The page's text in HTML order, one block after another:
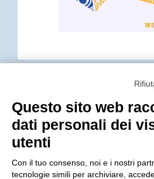
FAP Srl è associato alla
Questo sito web
dati personali dei
utenti
Con il tuo consenso, noi e i nostri
tecnologie simili per archiviare,